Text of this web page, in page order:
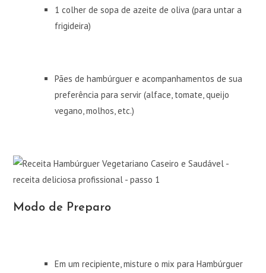
1 colher de sopa de azeite de oliva (para untar a
frigideira)
Pães de hambúrguer e acompanhamentos de sua
preferência para servir (alface, tomate, queijo
vegano, molhos, etc.)
Modo de Preparo
Em um recipiente, misture o mix para Hambúrguer